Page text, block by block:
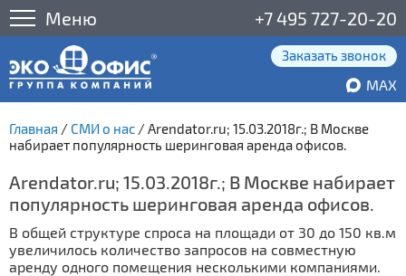
Меню +7 495 727-20-20
Заказать звонок
MAX
Главная / СМИ о нас /Arendator.ru; 15.03.2018г.; В Москве
набирает популярность шеринговая аренда офисов.
Arendator.ru; 15.03.2018г.; В Москве набирает
популярность шеринговая аренда офисов.
В общей структуре спроса на площади от 30 до 150 кв.м
увеличилось количество запросов на совместную
аренду одного помещения несколькими компаниями.